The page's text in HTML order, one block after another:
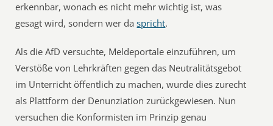
erkennbar, wonach es nicht mehr wichtig ist, was
gesagt wird, sondern wer daspricht.
Als die AfD versuchte, Meldeportale einzuführen, um
Verstöße von Lehrkräften gegen das Neutralitätsgebot
im Unterricht öffentlich zu machen, wurde dies zurecht
als Plattform der Denunziation zurückgewiesen. Nun
versuchen die Konformisten im Prinzip genau